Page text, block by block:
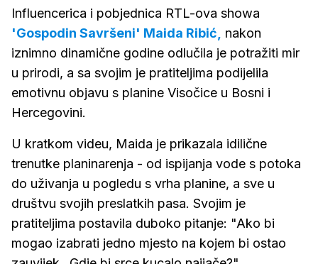
Time
Influencerica i pobjednica RTL-ova showa
'Gospodin Savršeni' Maida Ribić,
nakon
iznimno dinamične godine odlučila je potražiti mir
u prirodi, a sa svojim je pratiteljima podijelila
emotivnu objavu s planine Visočice u Bosni i
Hercegovini.
U kratkom videu, Maida je prikazala idilične
trenutke planinarenja - od ispijanja vode s potoka
do uživanja u pogledu s vrha planine, a sve u
društvu svojih preslatkih pasa. Svojim je
pratiteljima postavila duboko pitanje: "Ako bi
mogao izabrati jedno mjesto na kojem bi ostao